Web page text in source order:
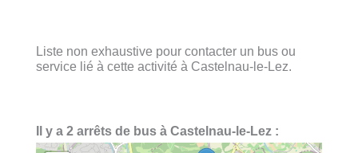
Liste non exhaustive pour contacter un bus ou
service lié à cette activité à Castelnau-le-Lez.
Il y a 2 arrêts de bus à Castelnau-le-Lez :